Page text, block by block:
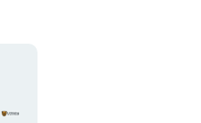
Organisationens